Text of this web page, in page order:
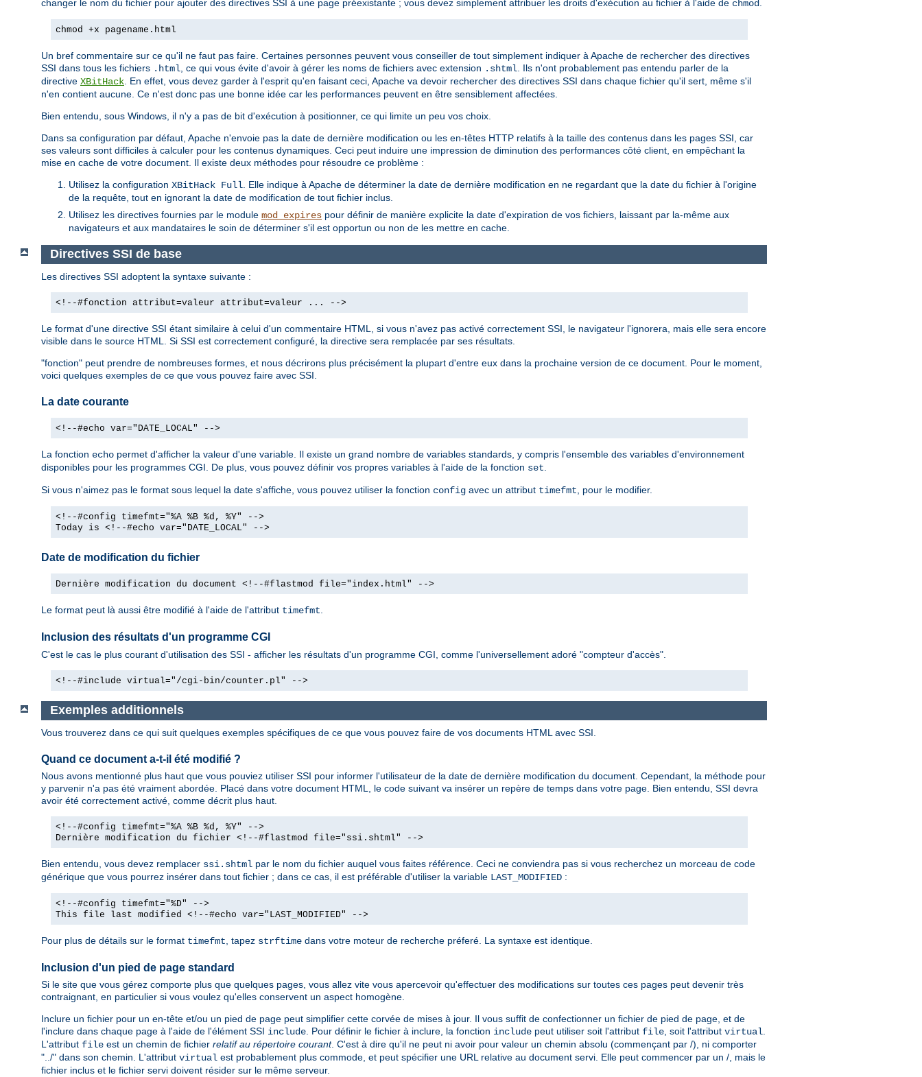
changer le nom du fichier pour ajouter des directives SSI à une page préexistante ; vous devez simplement attribuer les droits d'exécution au fichier à l'aide de chmod.
chmod +x pagename.html
Un bref commentaire sur ce qu'il ne faut pas faire. Certaines personnes peuvent vous conseiller de tout simplement indiquer à Apache de rechercher des directives
SSI dans tous les fichiers .html, ce qui vous évite d'avoir à gérer les noms de fichiers avec extension .shtml. Ils n'ont probablement pas entendu parler de la
directive XBitHack. En effet, vous devez garder à l'esprit qu'en faisant ceci, Apache va devoir rechercher des directives SSI dans chaque fichier qu'il sert, même s'il
n'en contient aucune. Ce n'est donc pas une bonne idée car les performances peuvent en être sensiblement affectées.
Bien entendu, sous Windows, il n'y a pas de bit d'exécution à positionner, ce qui limite un peu vos choix.
Dans sa configuration par défaut, Apache n'envoie pas la date de dernière modification ou les en-têtes HTTP relatifs à la taille des contenus dans les pages SSI, car
ses valeurs sont difficiles à calculer pour les contenus dynamiques. Ceci peut induire une impression de diminution des performances côté client, en empêchant la
mise en cache de votre document. Il existe deux méthodes pour résoudre ce problème :
Utilisez la configuration XBitHack Full. Elle indique à Apache de déterminer la date de dernière modification en ne regardant que la date du fichier à l'origine
de la requête, tout en ignorant la date de modification de tout fichier inclus.
Utilisez les directives fournies par le module mod_expires pour définir de manière explicite la date d'expiration de vos fichiers, laissant par la-même aux
navigateurs et aux mandataires le soin de déterminer s'il est opportun ou non de les mettre en cache.
Directives SSI de base
Les directives SSI adoptent la syntaxe suivante :
<!--#fonction attribut=valeur attribut=valeur ... -->
Le format d'une directive SSI étant similaire à celui d'un commentaire HTML, si vous n'avez pas activé correctement SSI, le navigateur l'ignorera, mais elle sera encore
visible dans le source HTML. Si SSI est correctement configuré, la directive sera remplacée par ses résultats.
"fonction" peut prendre de nombreuses formes, et nous décrirons plus précisément la plupart d'entre eux dans la prochaine version de ce document. Pour le moment,
voici quelques exemples de ce que vous pouvez faire avec SSI.
La date courante
<!--#echo var="DATE_LOCAL" -->
La fonction echo permet d'afficher la valeur d'une variable. Il existe un grand nombre de variables standards, y compris l'ensemble des variables d'environnement
disponibles pour les programmes CGI. De plus, vous pouvez définir vos propres variables à l'aide de la fonction set
Si vous n'aimez pas le format sous lequel la date s'affiche, vous pouvez utiliser la fonction config avec un attribut timefmt , pour le modifier.
<!--#config timefmt="%A %B %d, %Y" -->
Today is <!--#echo var="DATE_LOCAL" -->
Date de modification du fichier
Dernière modification du document <!--#flastmod file="index.html" -->
Le format peut là aussi être modifié à l'aide de l'attribut timefmt.
Inclusion des résultats d'un programme CGI
C'est le cas le plus courant d'utilisation des SSI - afficher les résultats d'un programme CGI, comme l'universellement adoré "compteur d'accès".
<!--#include virtual="/cgi-bin/counter.pl" -->
Exemples additionnels
Vous trouverez dans ce qui suit quelques exemples spécifiques de ce que vous pouvez faire de vos documents HTML avec SSI.
Quand ce document a-t-il été modifié ?
Nous avons mentionné plus haut que vous pouviez utiliser SSI pour informer l'utilisateur de la date de dernière modification du document. Cependant, la méthode pour
y parvenir n'a pas été vraiment abordée. Placé dans votre document HTML, le code suivant va insérer un repère de temps dans votre page. Bien entendu, SSI devra
avoir été correctement activé, comme décrit plus haut.
<!--#config timefmt="%A %B %d, %Y" -->
Dernière modification du fichier <!--#flastmod file="ssi.shtml" -->
Bien entendu, vous devez remplacer ssi.shtml par le nom du fichier auquel vous faites référence. Ceci ne conviendra pas si vous recherchez un morceau de code
générique que vous pourrez insérer dans tout fichier ; dans ce cas, il est préférable d'utiliser la variable LAST_MODIFIED :
<!--#config timefmt="%D" -->
This file last modified <!--#echo var="LAST_MODIFIED" -->
Pour plus de détails sur le format timefmt , tapez strftime dans votre moteur de recherche préferé. La syntaxe est identique.
Inclusion d'un pied de page standard
Si le site que vous gérez comporte plus que quelques pages, vous allez vite vous apercevoir qu'effectuer des modifications sur toutes ces pages peut devenir très
contraignant, en particulier si vous voulez qu'elles conservent un aspect homogène.
Inclure un fichier pour un en-tête et/ou un pied de page peut simplifier cette corvée de mises à jour. Il vous suffit de confectionner un fichier de pied de page, et de
l'inclure dans chaque page à l'aide de l'élément SSI include. Pour définir le fichier à inclure, la fonction include peut utiliser soit l'attribut file, soit l'attribut virtual.
L'attribut file est un chemin de fichier relatif au répertoire courant. C'est à dire qu'il ne peut ni avoir pour valeur un chemin absolu (commençant par /), ni comporter
"../" dans son chemin. L'attribut virtual est probablement plus commode, et peut spécifier une URL relative au document servi. Elle peut commencer par un /, mais le
fichier inclus et le fichier servi doivent résider sur le même serveur.